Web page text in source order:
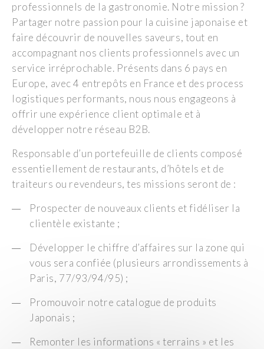
professionnels de la gastronomie. Notre mission ?
Partager notre passion pour la cuisine japonaise et
faire découvrir de nouvelles saveurs, tout en
accompagnant nos clients professionnels avec un
service irréprochable. Présents dans 6 pays en
Europe, avec 4 entrepôts en France et des process
logistiques performants, nous nous engageons à
offrir une expérience client optimale et à
développer notre réseau B2B.
Responsable d’un portefeuille de clients composé
essentiellement de restaurants, d’hôtels et de
traiteurs ou revendeurs, tes missions seront de :
Prospecter de nouveaux clients et fidéliser la
clientèle existante ;
Développer le chiffre d’affaires sur la zone qui
vous sera confiée (plusieurs arrondissements à
Paris, 77/93/94/95) ;
Promouvoir notre catalogue de produits
Japonais ;
Remonter les informations « terrains » et les